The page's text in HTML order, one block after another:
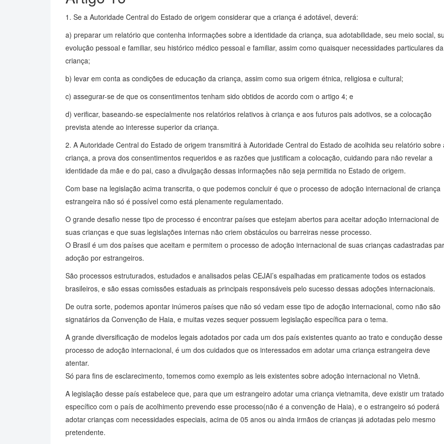
1. Se a Autoridade Central do Estado de origem considerar que a criança é adotável, deverá:
a) preparar um relatório que contenha informações sobre a identidade da criança, sua adotabilidade, seu meio social,
evolução pessoal e familiar, seu histórico médico pessoal e familiar, assim como quaisquer necessidades particulares da
criança;
b) levar em conta as condições de educação da criança, assim como sua origem étnica, religiosa e cultural;
c) assegurar-se de que os consentimentos tenham sido obtidos de acordo com o artigo 4; e
d) verificar, baseando-se especialmente nos relatórios relativos à criança e aos futuros pais adotivos, se a colocação
prevista atende ao interesse superior da criança.
2. A Autoridade Central do Estado de origem transmitirá à Autoridade Central do Estado de acolhida seu relatório sobre
criança, a prova dos consentimentos requeridos e as razões que justificam a colocação, cuidando para não revelar a
identidade da mãe e do pai, caso a divulgação dessas informações não seja permitida no Estado de origem.
Com base na legislação acima transcrita, o que podemos concluir é que o processo de adoção internacional de criança
estrangeira não só é possível como está plenamente regulamentado.
O grande desafio nesse tipo de processo é encontrar países que estejam abertos para aceitar adoção internacional de
suas crianças e que suas legislações internas não criem obstáculos ou barreiras nesse processo.
O Brasil é um dos países que aceitam e permitem o processo de adoção internacional de suas crianças cadastradas
adoção por estrangeiros.
São processos estruturados, estudados e analisados pelas CEJAI’s espalhadas em praticamente todos os estados
brasileiros, e são essas comissões estaduais as principais responsáveis pelo sucesso dessas adoções internacionais.
De outra sorte, podemos apontar inúmeros países que não só vedam esse tipo de adoção internacional, como não são
signatários da Convenção de Haia, e muitas vezes sequer possuem legislação específica para o tema.
A grande diversificação de modelos legais adotados por cada um dos país existentes quanto ao trato e condução desse
processo de adoção internacional, é um dos cuidados que os interessados em adotar uma criança estrangeira deve
atentar.
Só para fins de esclarecimento, tomemos como exemplo as leis existentes sobre adoção internacional no Vietnã.
A legislação desse país estabelece que, para que um estrangeiro adotar uma criança vietnamita, deve existir um tratado
específico com o país de acolhimento prevendo esse processo(não é a convenção de Haia), e o estrangeiro só poderá
adotar crianças com necessidades especiais, acima de 05 anos ou ainda irmãos de crianças já adotadas pelo mesmo
pretendente.